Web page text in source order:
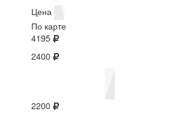
Цена
По карте
4195
2400
2200